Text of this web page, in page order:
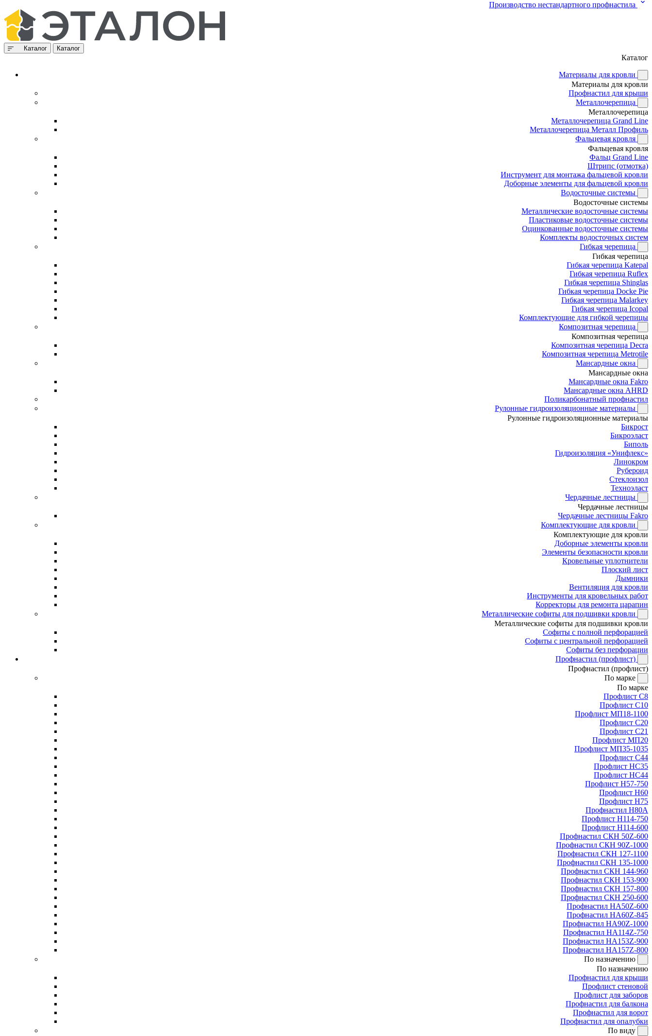
Производство нестандартного профнастила
Каталог Каталог
Каталог
Материалы для кровли
Материалы для кровли
Профнастил для крыши
Металлочерепица
Металлочерепица
Металлочерепица Grand Line
Металлочерепица Металл Профиль
Фальцевая кровля
Фальцевая кровля
Фальц Grand Line
Штрипс (отмотка)
Инструмент для монтажа фальцевой кровли
Доборные элементы для фальцевой кровли
Водосточные системы
Водосточные системы
Металлические водосточные системы
Пластиковые водосточные системы
Оцинкованные водосточные системы
Комплекты водосточных систем
Гибкая черепица
Гибкая черепица
Гибкая черепица Katepal
Гибкая черепица Ruflex
Гибкая черепица Shinglas
Гибкая черепица Docke Pie
Гибкая черепица Malarkey
Гибкая черепица Icopal
Комплектующие для гибкой черепицы
Композитная черепица
Композитная черепица
Композитная черепица Decra
Композитная черепица Metrotile
Мансардные окна
Мансардные окна
Мансардные окна Fakro
Мансардные окна AHRD
Поликарбонатный профнастил
Рулонные гидроизоляционные материалы
Рулонные гидроизоляционные материалы
Бикрост
Бикроэласт
Биполь
Гидроизоляция «Унифлекс»
Линокром
Рубероид
Стеклоизол
Техноэласт
Чердачные лестницы
Чердачные лестницы
Чердачные лестницы Fakro
Комплектующие для кровли
Комплектующие для кровли
Доборные элементы кровли
Элементы безопасности кровли
Кровельные уплотнители
Плоский лист
Дымники
Вентиляция для кровли
Инструменты для кровельных работ
Корректоры для ремонта царапин
Металлические софиты для подшивки кровли
Металлические софиты для подшивки кровли
Софиты с полной перфорацией
Софиты с центральной перфорацией
Софиты без перфорации
Профнастил (профлист)
Профнастил (профлист)
По марке
По марке
Профлист С8
Профлист С10
Профлист МП18-1100
Профлист С20
Профлист С21
Профлист МП20
Профлист МП35-1035
Профлист С44
Профлист НС35
Профлист НС44
Профлист Н57-750
Профлист Н60
Профлист Н75
Профнастил Н80А
Профлист Н114-750
Профлист Н114-600
Профнастил СКН 50Z-600
Профнастил СКН 90Z-1000
Профнастил СКН 127-1100
Профнастил СКН 135-1000
Профнастил СКН 144-960
Профнастил СКН 153-900
Профнастил СКН 157-800
Профнастил СКН 250-600
Профнастил НА50Z-600
Профнастил НА60Z-845
Профнастил НА90Z-1000
Профнастил НА114Z-750
Профнастил НА153Z-900
Профнастил НА157Z-800
По назначению
По назначению
Профнастил для крыши
Профлист стеновой
Профлист для заборов
Профнастил для балкона
Профнастил для ворот
Профнастил для опалубки
По виду